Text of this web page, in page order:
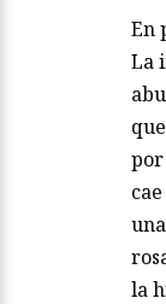
En
La
por
la